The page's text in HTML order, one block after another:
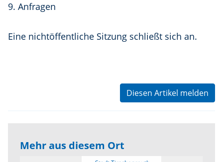
9. Anfragen
Eine nichtöffentliche Sitzung schließt sich an.
Diesen Artikel melden
Mehr aus diesem Ort